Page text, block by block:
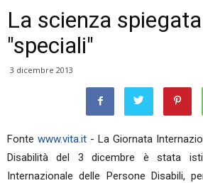
La scienza
"speciali"
3 dicembre 2013
Fonte www.vita.it - La Giornata
Disabilità del 3 dicembre è stata
Internazionale delle Persone Disabili,